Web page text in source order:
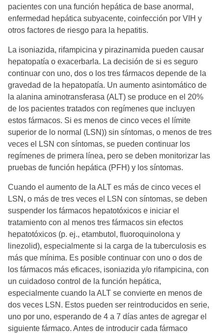
pacientes con una función hepática de base anormal,
enfermedad hepática subyacente, coinfección por VIH y
otros factores de riesgo para la hepatitis.
La isoniazida, rifampicina y pirazinamida pueden causar
hepatopatía o exacerbarla. La decisión de si es seguro
continuar con uno, dos o los tres fármacos depende de la
gravedad de la hepatopatía. Un aumento asintomático de
la alanina aminotransferasa (ALT) se produce en el 20%
de los pacientes tratados con regímenes que incluyen
estos fármacos. Si es menos de cinco veces el límite
superior de lo normal (LSN)) sin síntomas, o menos de tres
veces el LSN con síntomas, se pueden continuar los
regímenes de primera línea, pero se deben monitorizar las
pruebas de función hepática (PFH) y los síntomas.
Cuando el aumento de la ALT es más de cinco veces el
LSN, o más de tres veces el LSN con síntomas, se deben
suspender los fármacos hepatotóxicos e iniciar el
tratamiento con al menos tres fármacos sin efectos
hepatotóxicos (p. ej., etambutol, fluoroquinolona y
linezolid), especialmente si la carga de la tuberculosis es
más que mínima. Es posible continuar con uno o dos de
los fármacos más eficaces, isoniazida y/o rifampicina, con
un cuidadoso control de la función hepática,
especialmente cuando la ALT se convierte en menos de
dos veces LSN. Estos pueden ser reintroducidos en serie,
uno por uno, esperando de 4 a 7 días antes de agregar el
siguiente fármaco. Antes de introducir cada fármaco